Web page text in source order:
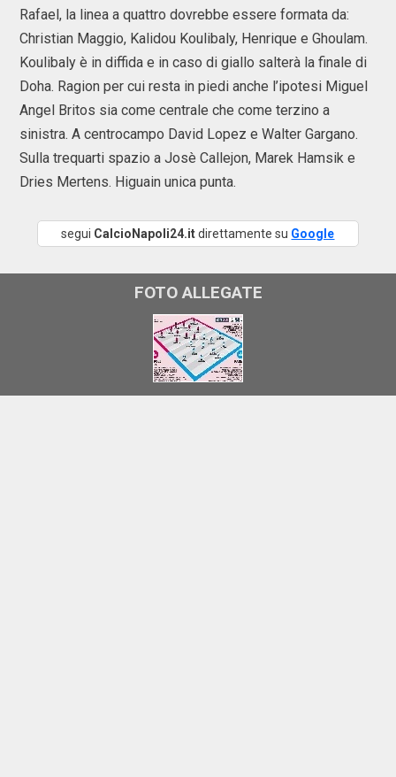
Rafael, la linea a quattro dovrebbe essere formata da:
Christian Maggio, Kalidou Koulibaly, Henrique e Ghoulam.
Koulibaly è in diffida e in caso di giallo salterà la finale di
Doha. Ragion per cui resta in piedi anche l’ipotesi Miguel
Angel Britos sia come centrale che come terzino a
sinistra. A centrocampo David Lopez e Walter Gargano.
Sulla trequarti spazio a Josè Callejon, Marek Hamsik e
Dries Mertens. Higuain unica punta.
segui CalcioNapoli24.itdirettamente su Google
FOTO ALLEGATE